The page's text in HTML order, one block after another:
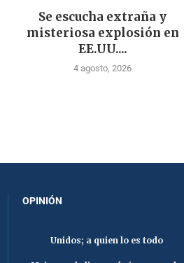
Se escucha extraña y
misteriosa explosión en
EE.UU....
4 agosto, 2026
OPINIÓN
Unidos; a quien lo es todo